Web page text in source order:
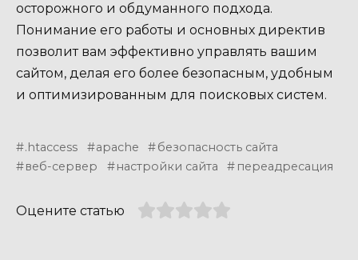
осторожного и обдуманного подхода.
Понимание его работы и основных директив
позволит вам эффективно управлять вашим
сайтом, делая его более безопасным, удобным
и оптимизированным для поисковых систем.
.htaccess apache
безопасность сайта
веб-сервер
настройки сайта переадресация
Оцените статью